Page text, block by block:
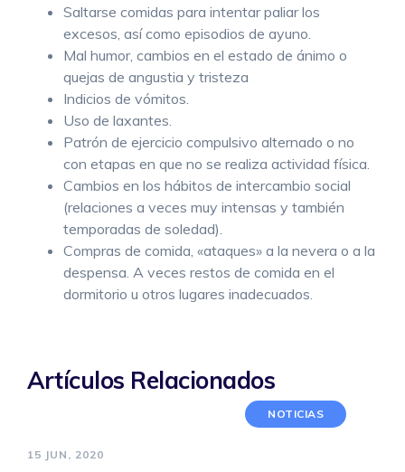
Saltarse comidas para intentar paliar los
excesos, así como episodios de ayuno.
Mal humor, cambios en el estado de ánimo o
quejas de angustia y tristeza
Indicios de vómitos.
Uso de laxantes.
Patrón de ejercicio compulsivo alternado o no
con etapas en que no se realiza actividad física.
Cambios en los hábitos de intercambio social
(relaciones a veces muy intensas y también
temporadas de soledad).
Compras de comida, «ataques» a la nevera o a la
despensa. A veces restos de comida en el
dormitorio u otros lugares inadecuados.
Artículos Relacionados
NOTICIAS
15 JUN, 2020